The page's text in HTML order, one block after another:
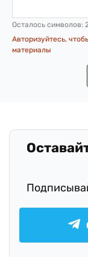
Осталось символов:
Авторизуйтесь,
материалы